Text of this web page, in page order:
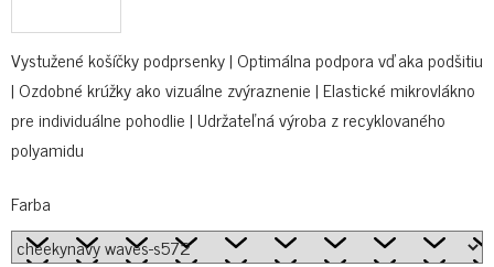
Vystužené košíčky podprsenky | Optimálna podpora vďaka podšitiu
| Ozdobné krúžky ako vizuálne zvýraznenie | Elastické mikrovlákno
pre individuálne pohodlie | Udržateľná výroba z recyklovaného
polyamidu
Farba